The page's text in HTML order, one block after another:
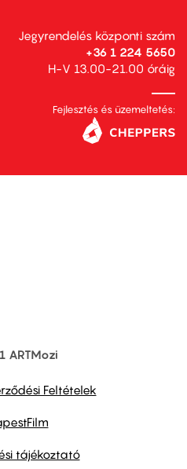
Jegyrendelés központi szám
+36 1 224 5650
H-V 13.00-21.00 óráig
Fejlesztés és üzemeltetés:
ARTMozi
Feltételek
tájékoztató